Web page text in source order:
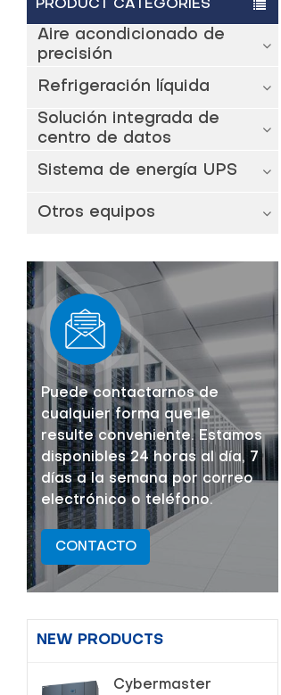
PRODUCT CATEGORIES
Aire acondicionado de
precisión
Refrigeración líquida
Solución integrada de
centro de datos
Sistema de energía UPS
Otros equipos
Puede contactarnos de
cualquier forma que le
resulte conveniente. Estamos
disponibles 24 horas al día, 7
días a la semana por correo
electrónico o teléfono.
CONTACTO
NEW PRODUCTS
Cybermaster